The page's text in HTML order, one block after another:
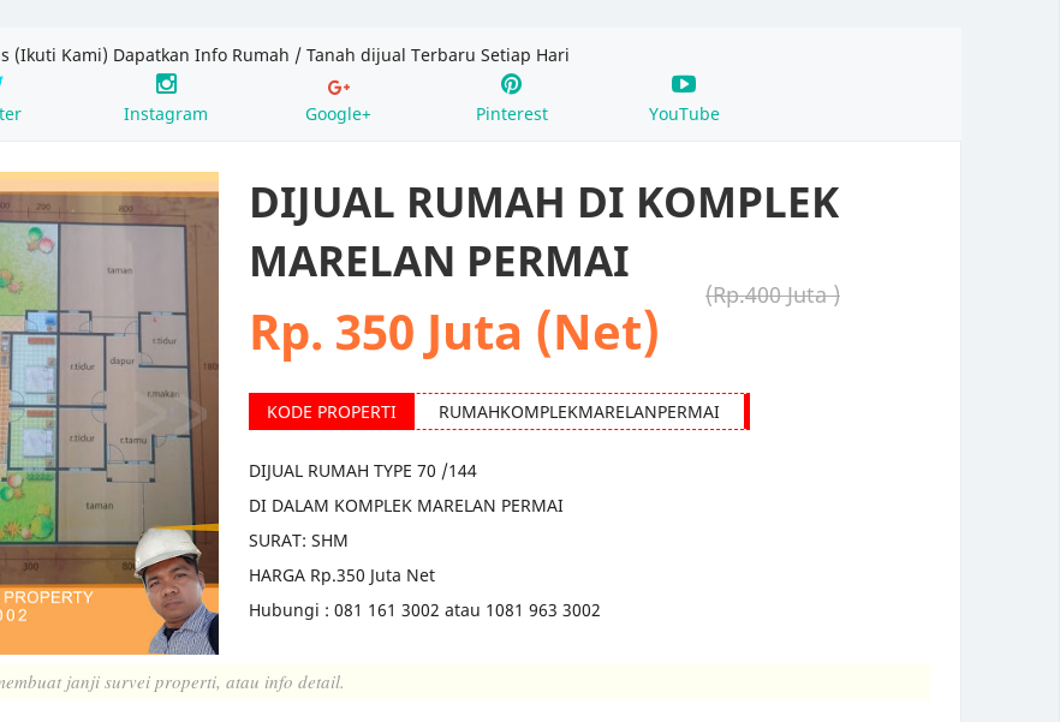
(Ikuti Kami) Dapatkan Info Rumah / Tanah dijual Terbaru Setiap Hari
Instagram Google+ Pinterest YouTube
DIJUAL RUMAH DI KOMPLEK
MARELAN PERMAI
Rp.400 Juta
Rp. 350 Juta (Net)
RUMAHKOMPLEKMARELANPERMAI
DIJUAL RUMAH TYPE 70 /144
DI DALAM KOMPLEK MARELAN PERMAI
SURAT: SHM
HARGA Rp.350 Juta Net
Hubungi : 081 161 3002 atau 1081 963 3002
janji survei properti, atau info detail.